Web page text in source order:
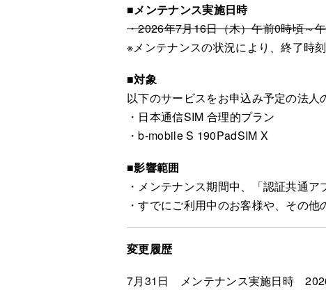
■メンテナンス実施日時
・2026年7月16日（木）午前0時頃～
※メンテナンスの状況により、終了時
■対象
以下のサービスをお申込み予定の法人
・日本通信SIM 合理的プラン
・b-mobile S 190PadSIM X
■影響範囲
・メンテナンス期間中、「認証共通
・すでにご利用中のお客様や、その
変更履歴
7月31日 メンテナンス実施日時